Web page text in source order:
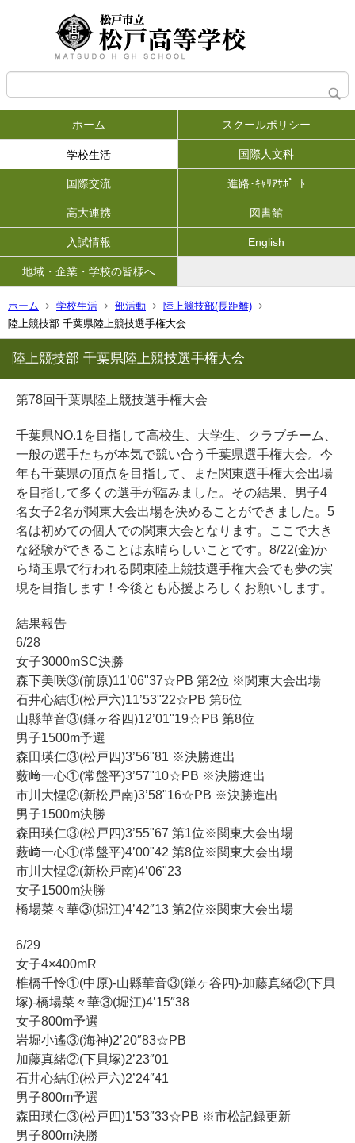
ホーム スクールポリシー
学校生活 国際人文科
国際交流 進路･ｷｬﾘｱｻﾎﾟｰﾄ
高大連携 図書館
入試情報 English
地域・企業・学校の皆様へ
ホーム 学校生活 部活動
陸上競技部(長距離)
陸上競技部 千葉県陸上競技選手権大会
陸上競技部 千葉県陸上競技選手権大会
第78回千葉県陸上競技選手権大会
千葉県NO.1を目指して高校生、大学生、クラブチーム、
一般の選手たちが本気で競い合う千葉県選手権大会。今
年も千葉県の頂点を目指して、また関東選手権大会出場
を目指して多くの選手が臨みました。その結果、男子4
名女子2名が関東大会出場を決めることができました。5
名は初めての個人での関東大会となります。ここで大き
な経験ができることは素晴らしいことです。8/22(金)か
ら埼玉県で行われる関東陸上競技選手権大会でも夢の実
現を目指します！今後とも応援よろしくお願いします。
結果報告
6/28
女子3000mSC決勝
森下美咲③(前原)11’06"37☆PB 第2位 ※関東大会出場
石井心結①(松戸六)11’53"22☆PB 第6位
山縣華音③(鎌ヶ谷四)12’01"19☆PB 第8位
男子1500m予選
森田瑛仁③(松戸四)3’56"81 ※決勝進出
薮﨑一心①(常盤平)3’57"10☆PB ※決勝進出
市川大惺②(新松戸南)3’58"16☆PB ※決勝進出
男子1500m決勝
森田瑛仁③(松戸四)3’55"67 第1位※関東大会出場
薮﨑一心①(常盤平)4’00"42 第8位※関東大会出場
市川大惺②(新松戸南)4’06"23
女子1500m決勝
橋場菜々華③(堀江)4’42″13 第2位※関東大会出場
6/29
女子4×400mR
椎橋千怜①(中原)-山縣華音③(鎌ヶ谷四)-加藤真緒②(下貝
塚)-橋場菜々華③(堀江)4’15″38
女子800m予選
岩堀小遙③(海神)2’20″83☆PB
加藤真緒②(下貝塚)2’23″01
石井心結①(松戸六)2’24″41
男子800m予選
森田瑛仁③(松戸四)1’53″33☆PB ※市松記録更新
男子800m決勝